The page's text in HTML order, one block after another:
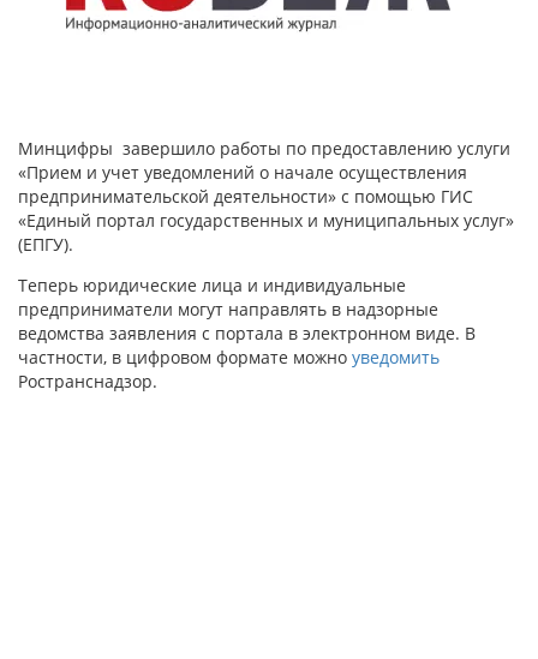
Минцифры завершило работы по предоставлению услуги
«Прием и учет уведомлений о начале осуществления
предпринимательской деятельности» с помощью ГИС
«Единый портал государственных и муниципальных услуг»
(ЕПГУ).
Теперь юридические лица и индивидуальные
предприниматели могут направлять в надзорные
ведомства заявления с портала в электронном виде. В
частности, в цифровом формате можно уведомить
Ространснадзор.